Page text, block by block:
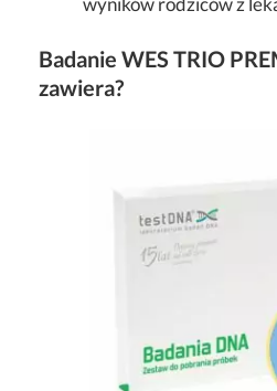
Badanie WES TRIO
zawiera?